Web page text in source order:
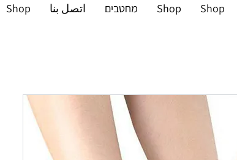
Shop
Shop מחטבים اتصل بنا Shop